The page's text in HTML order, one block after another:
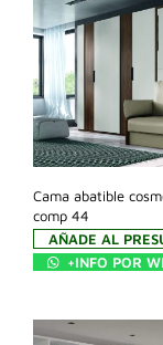
Cama abatible
comp 44
AÑADE AL
+INFO POR